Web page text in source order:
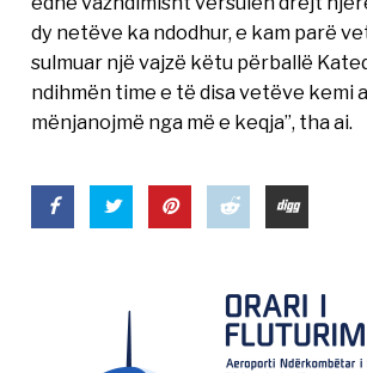
dy netëve ka ndodhur, e kam parë
sulmuar një vajzë këtu përballë
ndihmën time e të disa vetëve kemi
mënjanojmë nga më e keqja”, tha ai.